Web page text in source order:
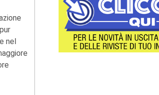
nel